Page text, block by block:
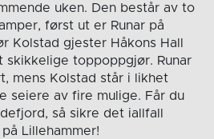
uken. Den består av to
først ut er Runar på
Kolstad gjester Håkons Hall
skikkelige toppoppgjør. Runar
mens Kolstad står i likhet
seiere av fire mulige. Får du
så sikre det iallfall
Lillehammer!